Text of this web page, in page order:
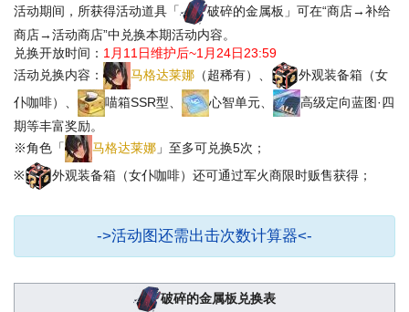
活动期间，所获得活动道具「
破碎的金属板」可在“商店→补给
商店→活动商店”中兑换本期活动内容。
兑换开放时间： 1月11日维护后~1月24日23:59
活动兑换内容：
马格达莱娜 （超稀有）、
外观装备箱（女
仆咖啡）、
喵箱SSR型、 心智单元、
高级定向蓝图·四
期等丰富奖励。
※角色「
马格达莱娜 」至多可兑换5次；
※
外观装备箱（女仆咖啡）还可通过军火商限时贩售获得；
->活动图还需出击次数计算器<-
破碎的金属板兑换表